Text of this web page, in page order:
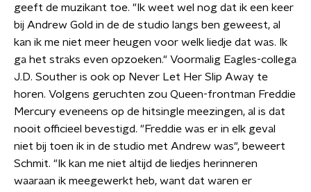
geeft de muzikant toe. "Ik weet wel nog dat ik een keer
bij Andrew Gold in de de studio langs ben geweest, al
kan ik me niet meer heugen voor welk liedje dat was. Ik
ga het straks even opzoeken." Voormalig Eagles-collega
J.D. Souther is ook op Never Let Her Slip Away te
horen. Volgens geruchten zou Queen-frontman Freddie
Mercury eveneens op de hitsingle meezingen, al is dat
nooit officieel bevestigd. "Freddie was er in elk geval
niet bij toen ik in de studio met Andrew was", beweert
Schmit. "Ik kan me niet altijd de liedjes herinneren
waaraan ik meegewerkt heb, want dat waren er